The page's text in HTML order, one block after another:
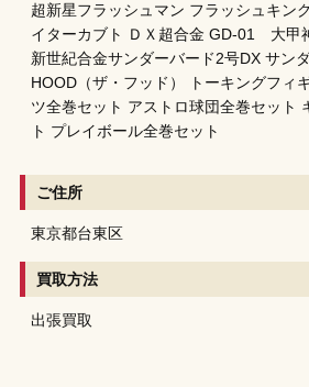
超新星フラッシュマン フラッシュキン
イターカブト ＤＸ超合金 GD-01 大甲
新世紀合金サンダーバード2号DXサン
HOOD（ザ・フッド） トーキングフィ
ツ全巻セット アストロ球団全巻セット
ト プレイボール全巻セット
ご住所
東京都台東区
買取方法
出張買取